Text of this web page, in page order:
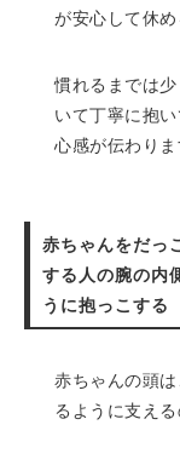
が安心して休め
慣れるまでは
いて丁寧に抱
心感が伝わりま
赤ちゃんをだっ
する人の腕の内
うに抱っこする
赤ちゃんの頭
るように支える